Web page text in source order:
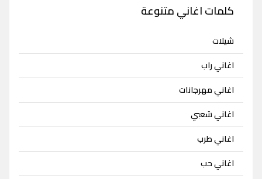
كلمات اغاني متنوعة
شيلات
اغاني راب
اغاني مهرجانات
اغاني شعبي
اغاني طرب
اغاني حب